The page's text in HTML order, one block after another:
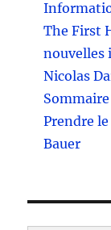
The First
nouvelles
Nicolas
Prendre
Bauer